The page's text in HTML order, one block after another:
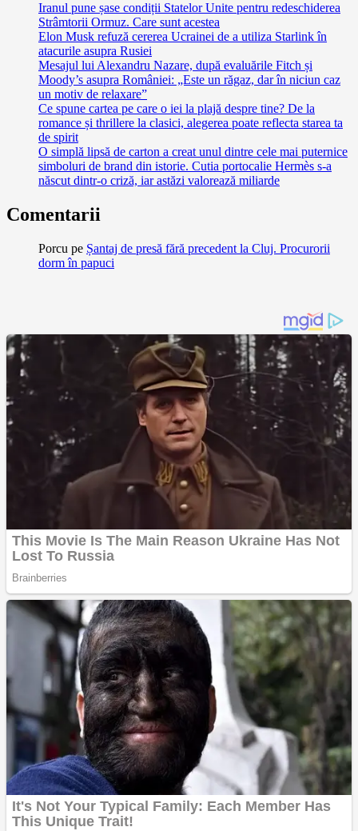
Iranul pune șase condiții Statelor Unite pentru redeschiderea
Strâmtorii Ormuz. Care sunt acestea
Elon Musk refuză cererea Ucrainei de a utiliza Starlink în
atacurile asupra Rusiei
Mesajul lui Alexandru Nazare, după evaluările Fitch și
Moody’s asupra României: „Este un răgaz, dar în niciun caz
un motiv de relaxare”
Ce spune cartea pe care o iei la plajă despre tine? De la
romance și thrillere la clasici, alegerea poate reflecta starea ta
de spirit
O simplă lipsă de carton a creat unul dintre cele mai puternice
simboluri de brand din istorie. Cutia portocalie Hermès s-a
născut dintr-o criză, iar astăzi valorează miliarde
Comentarii
Porcu pe Șantaj de presă fără precedent la Cluj. Procurorii
dorm în papuci